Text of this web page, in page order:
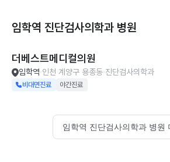
임학역 진단검사의학과 병원
더베스트메디컬의원
임학역 인천 계양구 용종동 진단검사의학과
비대면진료 야간진료
임학역 진단검사의학과 병원